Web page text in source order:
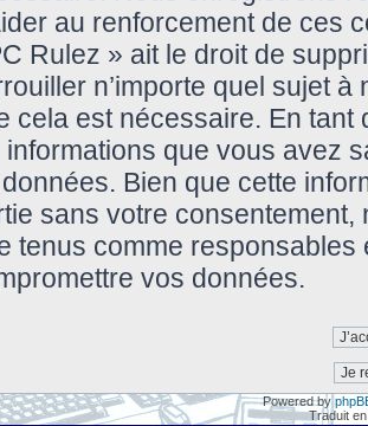
au renforcement de ces
Rulez » ait le droit de
n’importe quel sujet à
cela est nécessaire. En tant
informations que vous avez
Bien que cette
sans votre
tenus comme
vos données.
Powered by
Traduit